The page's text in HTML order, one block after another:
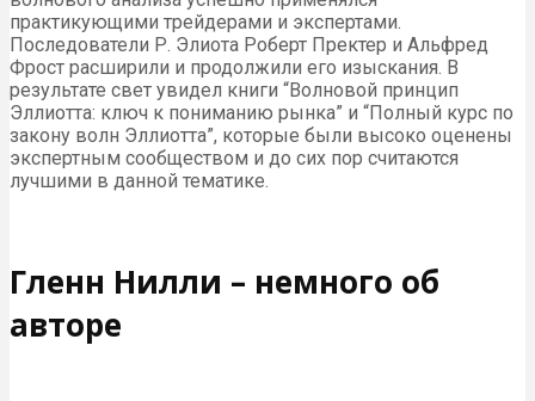
практикующими трейдерами и экспертами.
Последователи Р. Элиота Роберт Пректер и Альфред
Фрост расширили и продолжили его изыскания. В
результате свет увидел книги “Волновой принцип
Эллиотта: ключ к пониманию рынка” и “Полный курс по
закону волн Эллиотта”, которые были высоко оценены
экспертным сообществом и до сих пор считаются
лучшими в данной тематике.
Гленн Нилли – немного об
авторе